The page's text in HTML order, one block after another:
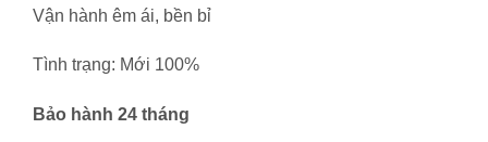
Vận hành êm ái, bền bỉ
Tình trạng: Mới 100%
Bảo hành 24 tháng